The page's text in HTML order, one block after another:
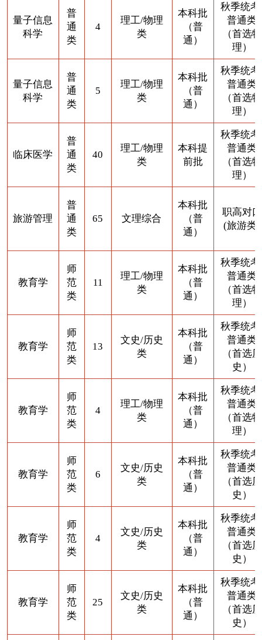
量子信息
科学
普
通
类
4
理工/物理
类
本科批
（普
通）
秋季统
普通类
（首选物
理）
量子信息
科学
普
通
类
5
理工/物理
类
本科批
（普
通）
秋季统
普通类
（首选物
理）
临床医学
普
通
类
40
理工/物理
类
本科提
前批
秋季统
普通类
（首选物
理）
旅游管理
普
通
类
65 文理综合
本科批
（普
通）
职高对口
(旅游类)
教育学
师
范
类
11
理工/物理
类
本科批
（普
通）
秋季统
普通类
（首选物
理）
教育学
师
范
类
13
文史/历史
类
本科批
（普
通）
秋季统
普通类
（首选历
史）
教育学
师
范
类
4
理工/物理
类
本科批
（普
通）
秋季统
普通类
（首选物
理）
教育学
师
范
类
6
文史/历史
类
本科批
（普
通）
秋季统
普通类
（首选历
史）
教育学
师
范
类
4
文史/历史
类
本科批
（普
通）
秋季统
普通类
（首选历
史）
教育学
师
范
类
25
文史/历史
类
本科批
（普
通）
秋季统
普通类
（首选历
史）